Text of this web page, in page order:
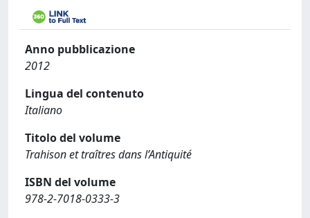
Anno pubblicazione
2012
Lingua del contenuto
Italiano
Titolo del volume
Trahison et traîtres dans l’Antiquité
ISBN del volume
978-2-7018-0333-3